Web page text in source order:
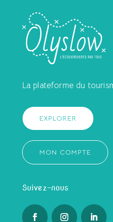
La plateforme du
EXPLORER
MON COMPTE
Suivez-nous